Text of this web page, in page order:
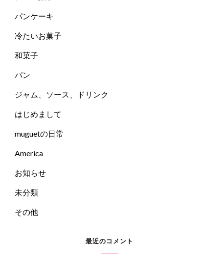
パンケーキ
冷たいお菓子
和菓子
パン
ジャム、ソース、ドリンク
はじめまして
muguetの日常
America
お知らせ
未分類
その他
最近のコメント